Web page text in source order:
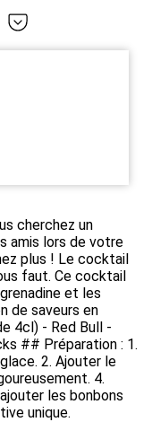
cherchez un
amis lors de votre
plus ! Le cocktail
faut. Ce cocktail
et les
de saveurs en
4cl) - Red Bull -
## Préparation : 1.
2. Ajouter le
4.
les bonbons
unique.